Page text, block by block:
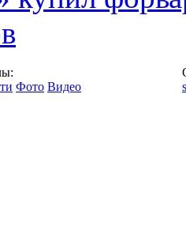
Фото Видео